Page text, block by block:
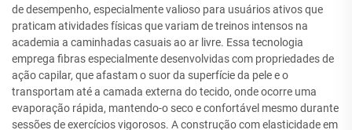
de desempenho, especialmente valioso para usuários ativos que
praticam atividades físicas que variam de treinos intensos na
academia a caminhadas casuais ao ar livre. Essa tecnologia
emprega fibras especialmente desenvolvidas com propriedades de
ação capilar, que afastam o suor da superfície da pele e o
transportam até a camada externa do tecido, onde ocorre uma
evaporação rápida, mantendo-o seco e confortável mesmo durante
sessões de exercícios vigorosos. A construção com elasticidade em